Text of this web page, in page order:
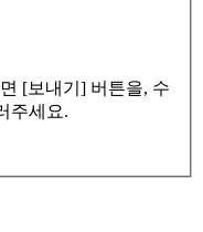
[보내기] 버튼을, 수
주세요.